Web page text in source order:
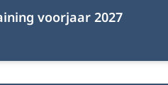
voorjaar 2027